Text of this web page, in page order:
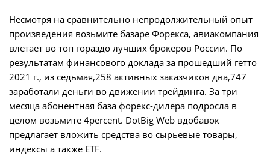
Несмотря на сравнительно непродолжительный опыт
произведения возьмите базаре Форекса, авиакомпания
влетает во топ гораздо лучших брокеров России. По
результатам финансового доклада за прошедший гетто
2021 г., из седьмая,258 активных заказчиков два,747
заработали деньги во движении трейдинга. За три
месяца абонентная база форекс-дилера подросла в
целом возьмите 4percent. DotBig Web вдобавок
предлагает вложить средства во сырьевые товары,
индексы а также ETF.